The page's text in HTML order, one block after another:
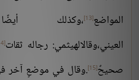
المواضع[13]
،وكذلك
العيني،وقالالهيثمي: رجاله ثقات[14]
صحيحٌ[15]
.وقال في موضعٍ آخر